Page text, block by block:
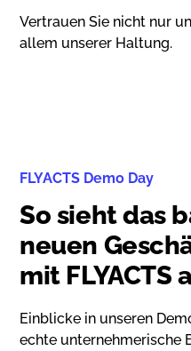
Vertrauen Sie nicht nur
allem unserer Haltung.
FLYACTS Demo Day
So sieht das
neuen
mit FLYACTS
Einblicke in unseren
echte unternehmerische